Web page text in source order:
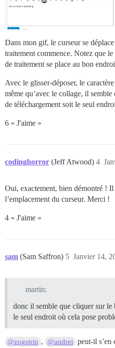
Dans mon gif, le curseur se
traitement commence. Notez que
de traitement se place au bon
Avec le glisser-déposer, le
même qu’avec le collage, il
de téléchargement soit le seul
6 « J'aime »
codinghorror (Jeff Atwood) 4
Oui, exactement, bien démontré !
l’emplacement du curseur. Merci !
4 « J'aime »
sam (Sam Saffron) Janvier 14,
5
martin:
donc il semble que cliquer sur le
le seul endroit où cela pose
@zogstrip , @andrei
peut-il s’en